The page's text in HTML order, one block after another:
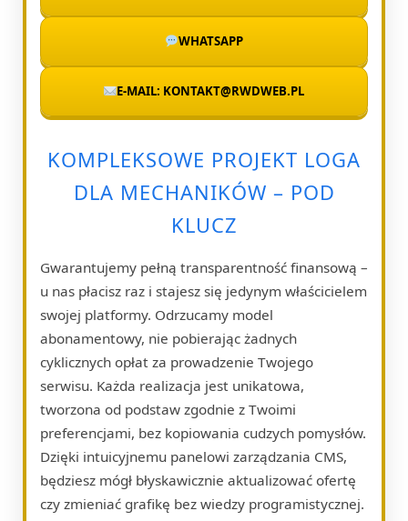
WHATSAPP
E-MAIL: KONTAKT@RWDWEB.PL
KOMPLEKSOWE PROJEKT LOGA
DLA MECHANIKÓW – POD
KLUCZ
Gwarantujemy pełną transparentność finansową –
u nas płacisz raz i stajesz się jedynym właścicielem
swojej platformy. Odrzucamy model
abonamentowy, nie pobierając żadnych
cyklicznych opłat za prowadzenie Twojego
serwisu. Każda realizacja jest unikatowa,
tworzona od podstaw zgodnie z Twoimi
preferencjami, bez kopiowania cudzych pomysłów.
Dzięki intuicyjnemu panelowi zarządzania CMS,
będziesz mógł błyskawicznie aktualizować ofertę
czy zmieniać grafikę bez wiedzy programistycznej.